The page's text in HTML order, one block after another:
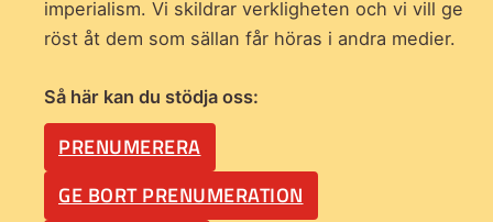
imperialism. Vi skildrar verkligheten och vi vill ge
röst åt dem som sällan får höras i andra medier.
Så här kan du stödja oss:
PRENUMERERA
GE BORT PRENUMERATION